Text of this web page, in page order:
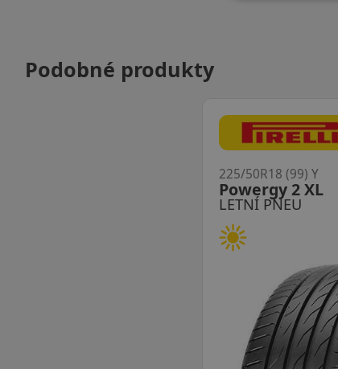
Podobné produkty
LETNÍ PNEU
Powergy 2 XL
225/50R18 (99) Y